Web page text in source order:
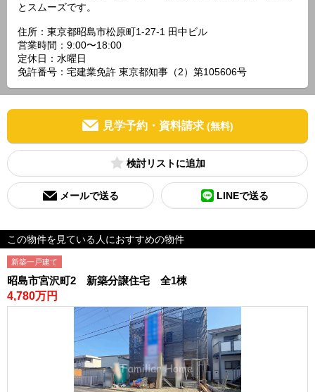
とスムーズです。
住所：東京都昭島市松原町1-27-1 田中ビル
営業時間：9:00〜18:00
定休日：水曜日
免許番号：宅建業免許 東京都知事（2）第105606号
見学予約・資料請求 (無料)
検討リスト
メールで送る LINEで送る
この物件を見ている人におすすめの物件
新築一戸建て
昭島市宮沢町2 新築分譲住宅 全1棟
4,780万円